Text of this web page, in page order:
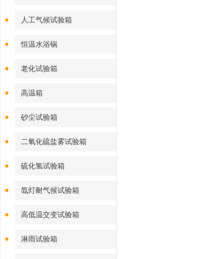
人工气候试验箱
恒温水浴锅
老化试验箱
高温箱
砂尘试验箱
二氧化硫盐雾试验箱
硫化氢试验箱
氙灯耐气候试验箱
高低温交变试验箱
淋雨试验箱